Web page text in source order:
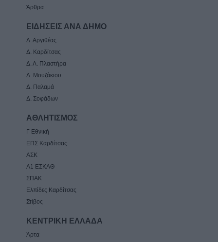
Άρθρα
ΕΙΔΗΣΕΙΣ ΑΝΑ ΔΗΜΟ
Δ. Αργιθέας
Δ. Καρδίτσας
Δ. Λ. Πλαστήρα
Δ. Μουζάκιου
Δ. Παλαμά
Δ. Σοφάδων
ΑΘΛΗΤΙΣΜΟΣ
Γ Εθνική
ΕΠΣ Καρδίτσας
ΑΣΚ
Α1 ΕΣΚΑΘ
ΣΠΑΚ
Ελπίδες Καρδίτσας
Στίβος
ΚΕΝΤΡΙΚΗ ΕΛΛΑΔΑ
Άρτα